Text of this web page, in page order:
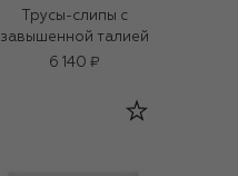
Трусы-слипы с
завышенной талией
6 140 ₽